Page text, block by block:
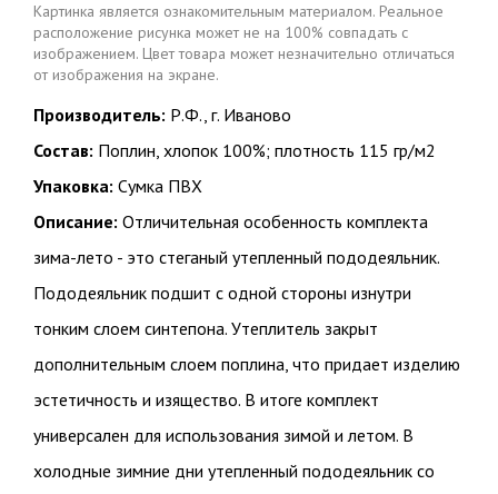
Картинка является ознакомительным материалом. Реальное
расположение рисунка может не на 100% совпадать с
изображением. Цвет товара может незначительно отличаться
от изображения на экране.
Производитель: Р.Ф., г. Иваново
Состав: Поплин, хлопок 100%; плотность 115 гр/м2
Упаковка: Сумка ПВХ
Описание: Отличительная особенность комплекта
зима-лето - это стеганый утепленный пододеяльник.
Пододеяльник подшит с одной стороны изнутри
тонким слоем синтепона. Утеплитель закрыт
дополнительным слоем поплина, что придает изделию
эстетичность и изящество. В итоге комплект
универсален для использования зимой и летом. В
холодные зимние дни утепленный пододеяльник со